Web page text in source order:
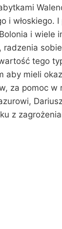
i włoskiego. I
i wiele
tego
aby mieli
za pomoc w
z